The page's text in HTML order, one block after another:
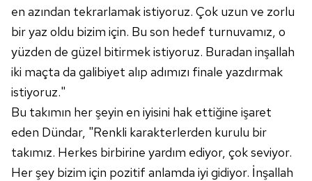
sınırlı olarak açık rızanız dahilinde kullanılacaktır.
Çerezlere ilişkin tercihlerinizi aşağıda yer alan panel
vasıtasıyla belirleyebilirsiniz. Çerezlere ilişkin detaylı bilgi
için Ayarlar butonuna tıklayabilir,Çerez Bilgilendirme
Metnimiziziyaret edebilirsiniz.
6698 sayılı Kişisel Verilerin Korunması Kanunu uyarınca
hazırlanmış Aydınlatma Metnimizi okumak ve sitemizde
ilgili mevzuata uygun olarak kullanılan çerezlerle ilgili bilgi
almak için lütfentıklayınız.
en azından tekrarlamak istiyoruz. Çok uzun ve zorlu
bir yaz oldu bizim için. Bu son hedef turnuvamız, o
yüzden de güzel bitirmek istiyoruz. Buradan inşallah
iki maçta da galibiyet alıp adımızı finale yazdırmak
istiyoruz."
Bu takımın her şeyin en iyisini hak ettiğine işaret
eden Dündar, "Renkli karakterlerden kurulu bir
takımız. Herkes birbirine yardım ediyor, çok seviyor.
Her şey bizim için pozitif anlamda iyi gidiyor. İnşallah